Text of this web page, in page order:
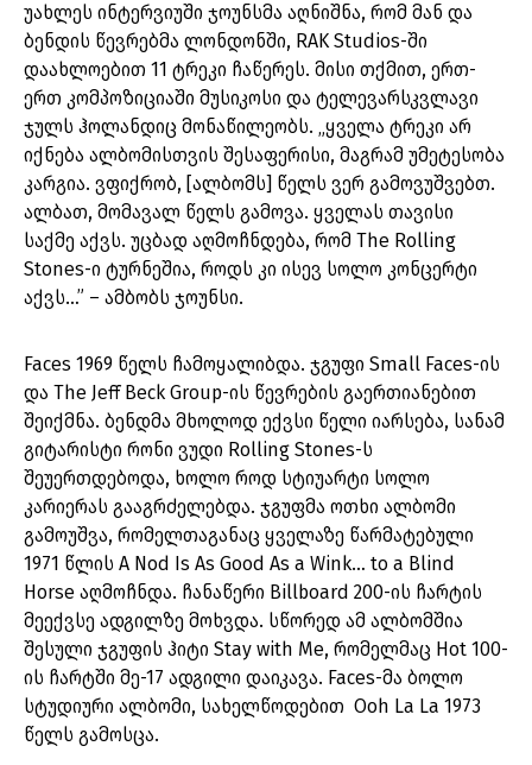
უახლეს ინტერვიუში ჯოუნსმა აღნიშნა, რომ მან და
ბენდის წევრებმა ლონდონში, RAK Studios-ში
დაახლოებით 11 ტრეკი ჩაწერეს. მისი თქმით, ერთ-
ერთ კომპოზიციაში მუსიკოსი და ტელევარსკვლავი
ჯულს ჰოლანდიც მონაწილეობს. „ყველა ტრეკი არ
იქნება ალბომისთვის შესაფერისი, მაგრამ უმეტესობა
კარგია. ვფიქრობ, [ალბომს] წელს ვერ გამოვუშვებთ.
ალბათ, მომავალ წელს გამოვა. ყველას თავისი
საქმე აქვს. უცბად აღმოჩნდება, რომ The Rolling
Stones-ი ტურნეშია, როდს კი ისევ სოლო კონცერტი
აქვს…” – ამბობს ჯოუნსი.
Faces 1969 წელს ჩამოყალიბდა. ჯგუფი Small Faces-ის
და The Jeff Beck Group-ის წევრების გაერთიანებით
შეიქმნა. ბენდმა მხოლოდ ექვსი წელი იარსება, სანამ
გიტარისტი რონი ვუდი Rolling Stones-ს
შეუერთდებოდა, ხოლო როდ სტიუარტი სოლო
კარიერას გააგრძელებდა. ჯგუფმა ოთხი ალბომი
გამოუშვა, რომელთაგანაც ყველაზე წარმატებული
1971 წლის A Nod Is As Good As a Wink… to a Blind
Horse აღმოჩნდა. ჩანაწერი Billboard 200-ის ჩარტის
მეექვსე ადგილზე მოხვდა. სწორედ ამ ალბომშია
შესული ჯგუფის ჰიტი Stay with Me, რომელმაც Hot 100-
ის ჩარტში მე-17 ადგილი დაიკავა. Faces-მა ბოლო
სტუდიური ალბომი, სახელწოდებით Ooh La La 1973
წელს გამოსცა.